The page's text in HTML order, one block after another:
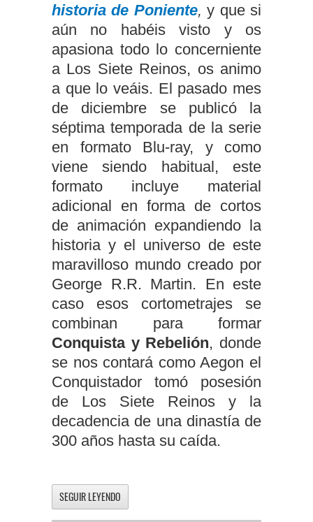
historia de Poniente,y que si
aún no habéis visto y os
apasiona todo lo concerniente
a Los Siete Reinos, os animo
a que lo veáis. El pasado mes
de diciembre se publicó la
séptima temporada de la serie
en formato Blu-ray, y como
viene siendo habitual, este
formato incluye material
adicional en forma de cortos
de animación expandiendo la
historia y el universo de este
maravilloso mundo creado por
George R.R. Martin. En este
caso esos cortometrajes se
combinan para formar
Conquista y Rebelión, donde
se nos contará como Aegon el
Conquistador tomó posesión
de Los Siete Reinos y la
decadencia de una dinastía de
300 años hasta su caída.
SEGUIR LEYENDO